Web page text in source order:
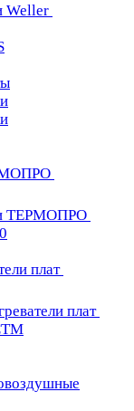
Weller
ТЕРМОПРО
плат
плат